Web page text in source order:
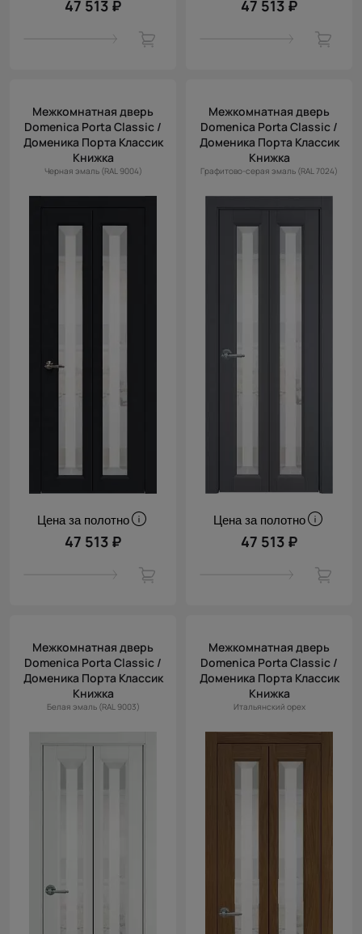
47 513 ₽ 47 513 ₽
Межкомнатная дверь
Domenica Porta Classic /
Доменика Порта Классик
Книжка
Черная эмаль (RAL 9004)
Цена за полотно
47 513 ₽
Межкомнатная дверь
Domenica Porta Classic /
Доменика Порта Классик
Книжка
Графитово-серая эмаль (RAL 7024)
Цена за полотно
47 513 ₽
Межкомнатная дверь
Domenica Porta Classic /
Доменика Порта Классик
Книжка
Белая эмаль (RAL 9003)
Межкомнатная дверь
Domenica Porta Classic /
Доменика Порта Классик
Книжка
Итальянский орех